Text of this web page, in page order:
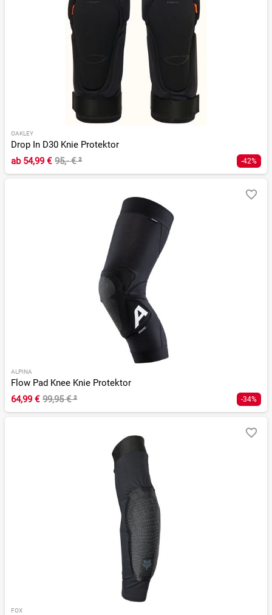
OAKLEY
Drop In D30 Knie Protektor
ab54,99 € 95,- €² -42%
ALPINA
Flow Pad Knee Knie Protektor
64,99 € 99,95 €² -34%
FOX